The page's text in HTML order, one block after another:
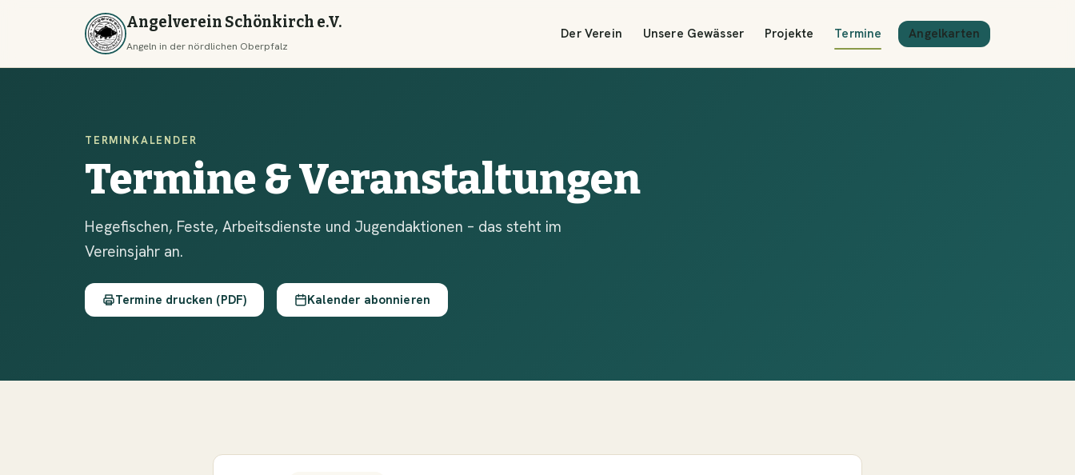
Angelverein Schönkirch e.V.
Angeln in der nördlichen Oberpfalz
Der Verein Unsere Gewässer Projekte Termine Angelkarten
TERMINKALENDER
Termine & Veranstaltungen
Hegefischen, Feste, Arbeitsdienste und Jugendaktionen – das steht im
Vereinsjahr an.
Termine drucken (PDF) Kalender abonnieren